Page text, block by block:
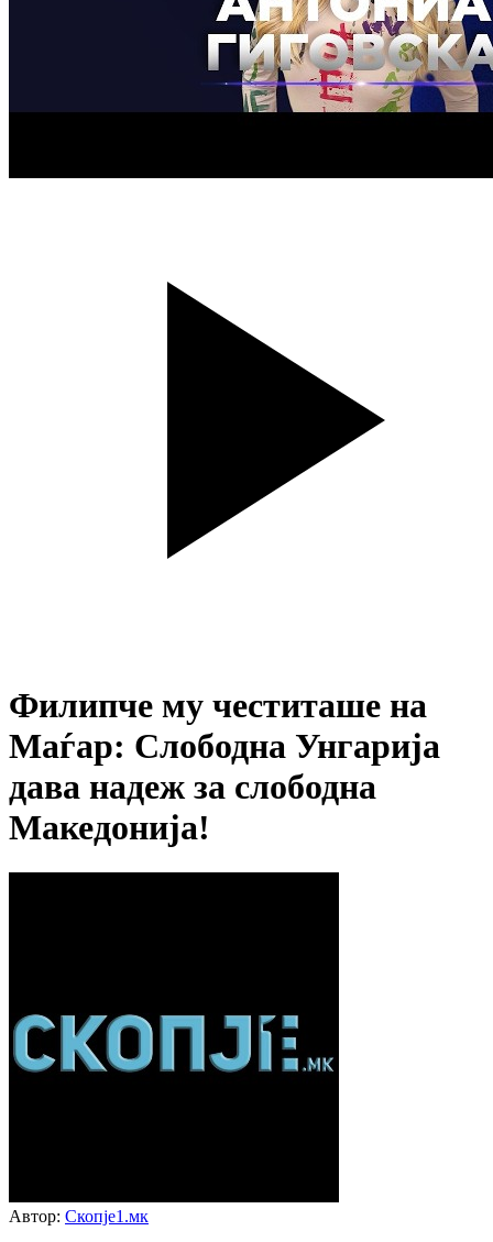
Филипче му честиташе на
Маѓар: Слободна Унгарија
дава надеж за слободна
Македонија!
Автор: Скопје1.мк